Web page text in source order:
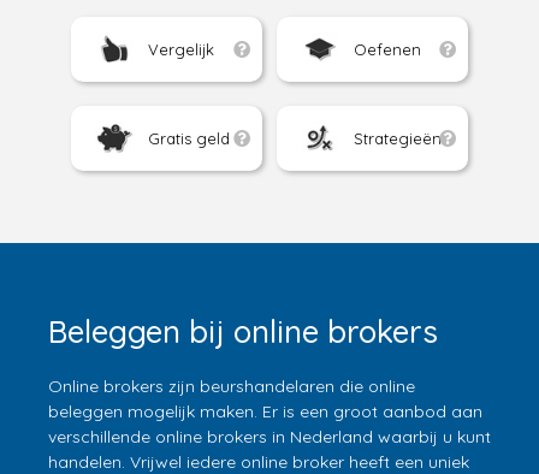
Vergelijk Oefenen
Gratis geld Strategieën
Beleggen bij online brokers
Online brokers zijn beurshandelaren die online
beleggen mogelijk maken. Er is een groot aanbod aan
verschillende online brokers in Nederland waarbij u kunt
handelen. Vrijwel iedere online broker heeft een uniek